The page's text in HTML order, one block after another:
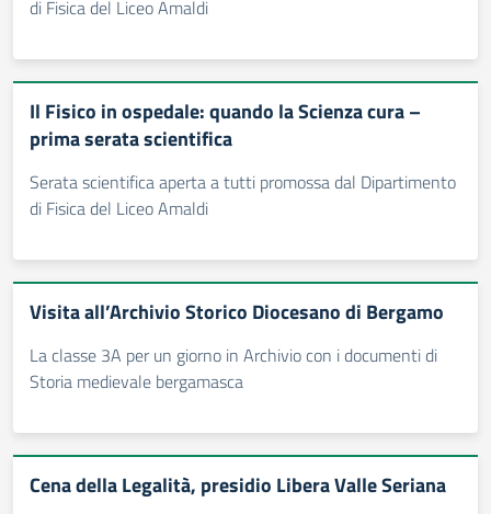
di Fisica del Liceo Amaldi
Il Fisico in ospedale: quando la Scienza cura –
prima serata scientifica
Serata scientifica aperta a tutti promossa dal Dipartimento
di Fisica del Liceo Amaldi
Visita all’Archivio Storico Diocesano di Bergamo
La classe 3A per un giorno in Archivio con i documenti di
Storia medievale bergamasca
Cena della Legalità, presidio Libera Valle Seriana